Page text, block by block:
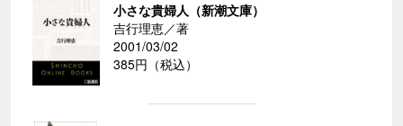
小さな貴婦人（新潮文庫）
吉行理恵／著
2001/03/02
385円（税込）